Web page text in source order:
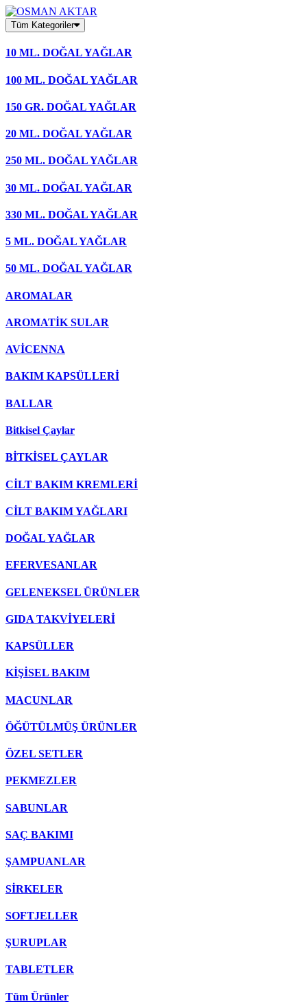
Skip
to
content
Tüm Kategoriler
10 ML. DOĞAL YAĞLAR
100 ML. DOĞAL YAĞLAR
150 GR. DOĞAL YAĞLAR
20 ML. DOĞAL YAĞLAR
250 ML. DOĞAL YAĞLAR
30 ML. DOĞAL YAĞLAR
330 ML. DOĞAL YAĞLAR
5 ML. DOĞAL YAĞLAR
50 ML. DOĞAL YAĞLAR
AROMALAR
AROMATİK SULAR
AVİCENNA
BAKIM KAPSÜLLERİ
BALLAR
Bitkisel Çaylar
BİTKİSEL ÇAYLAR
CİLT BAKIM KREMLERİ
CİLT BAKIM YAĞLARI
DOĞAL YAĞLAR
EFERVESANLAR
GELENEKSEL ÜRÜNLER
GIDA TAKVİYELERİ
KAPSÜLLER
KİŞİSEL BAKIM
MACUNLAR
ÖĞÜTÜLMÜŞ ÜRÜNLER
ÖZEL SETLER
PEKMEZLER
SABUNLAR
SAÇ BAKIMI
ŞAMPUANLAR
SİRKELER
SOFTJELLER
ŞURUPLAR
TABLETLER
Tüm Ürünler